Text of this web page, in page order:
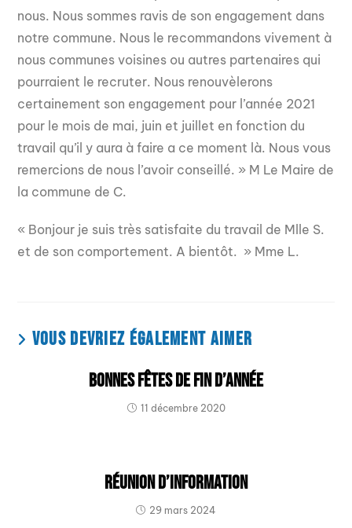
nous. Nous sommes ravis de son engagement dans
notre commune. Nous le recommandons vivement à
nous communes voisines ou autres partenaires qui
pourraient le recruter. Nous renouvèlerons
certainement son engagement pour l’année 2021
pour le mois de mai, juin et juillet en fonction du
travail qu’il y aura à faire a ce moment là. Nous vous
remercions de nous l’avoir conseillé. » M Le Maire de
la commune de C.
« Bonjour je suis très satisfaite du travail de Mlle S.
et de son comportement. A bientôt. » Mme L.
VOUS DEVRIEZ ÉGALEMENT AIMER
Bonnes fêtes de fin d’année
11 décembre 2020
Réunion d’information
29 mars 2024